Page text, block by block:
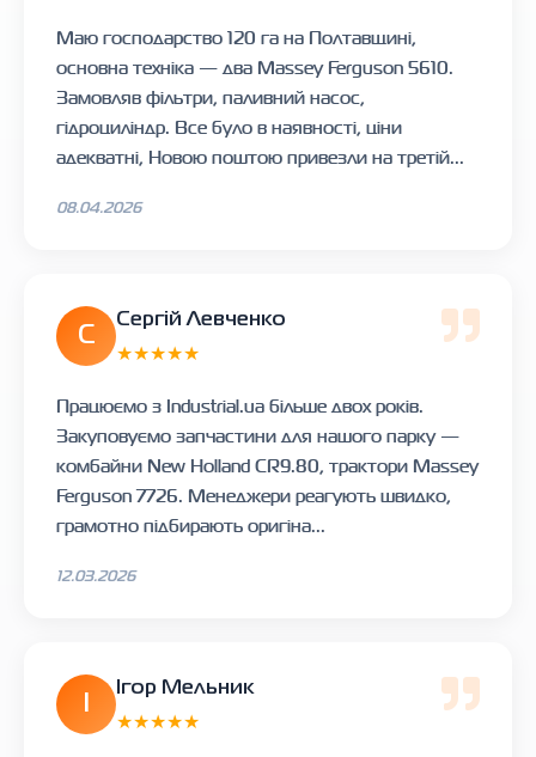
Маю господарство 120 га на Полтавщині,
основна техніка — два Massey Ferguson 5610.
Замовляв фільтри, паливний насос,
гідроциліндр. Все було в наявності, ціни
адекватні, Новою поштою привезли на третій...
08.04.2026
С
Сергій Левченко
★★★★★
Працюємо з Industrial.ua більше двох років.
Закуповуємо запчастини для нашого парку —
комбайни New Holland CR9.80, трактори Massey
Ferguson 7726. Менеджери реагують швидко,
грамотно підбирають оригіна...
12.03.2026
Ігор Мельник
★★★★★